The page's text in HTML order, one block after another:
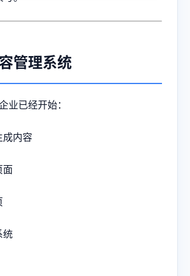
管理系统
业已经开始：
成内容
面
统